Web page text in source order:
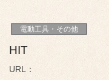
電動工具・その他
HIT
URL：